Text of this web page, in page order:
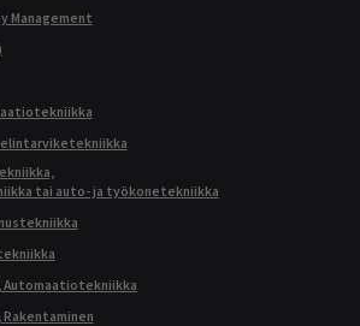
Management
elintarviketekniikka
tai auto- ja työkonetekniikka
Automaatiotekniikka
Rakentaminen